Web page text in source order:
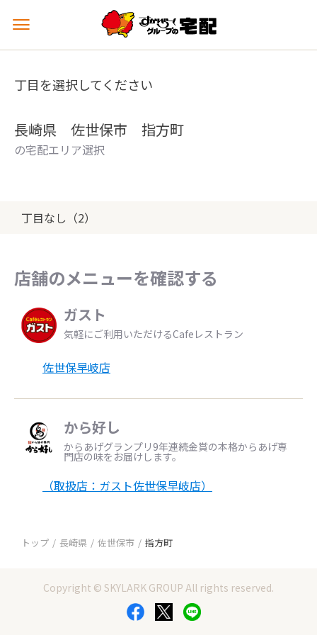
メ
ュ
を
丁目を選択してください
長崎県 佐世保市 指方町
の宅配エリア選択
丁目なし（2）
店舗のメニューを確認する
ガスト
気軽にご利用いただけるCafeレストラン
佐世保早岐店
から好し
からあげグランプリ9年連続金賞の本格からあげ専
門店の味をお届けします。
（取扱店：ガスト佐世保早岐店）
トップ 長崎県 佐世保市 指方町
Copyright © SKYLARK GROUP All rights reserved.